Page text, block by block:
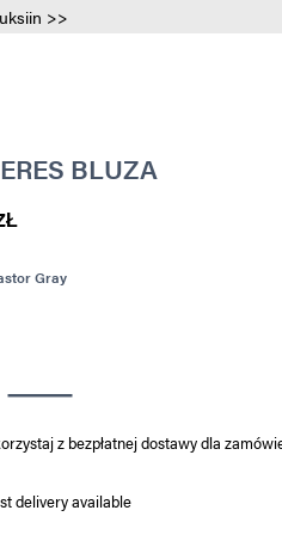
>>
BLUZA
Gray
z bezpłatnej dostawy dla
delivery available